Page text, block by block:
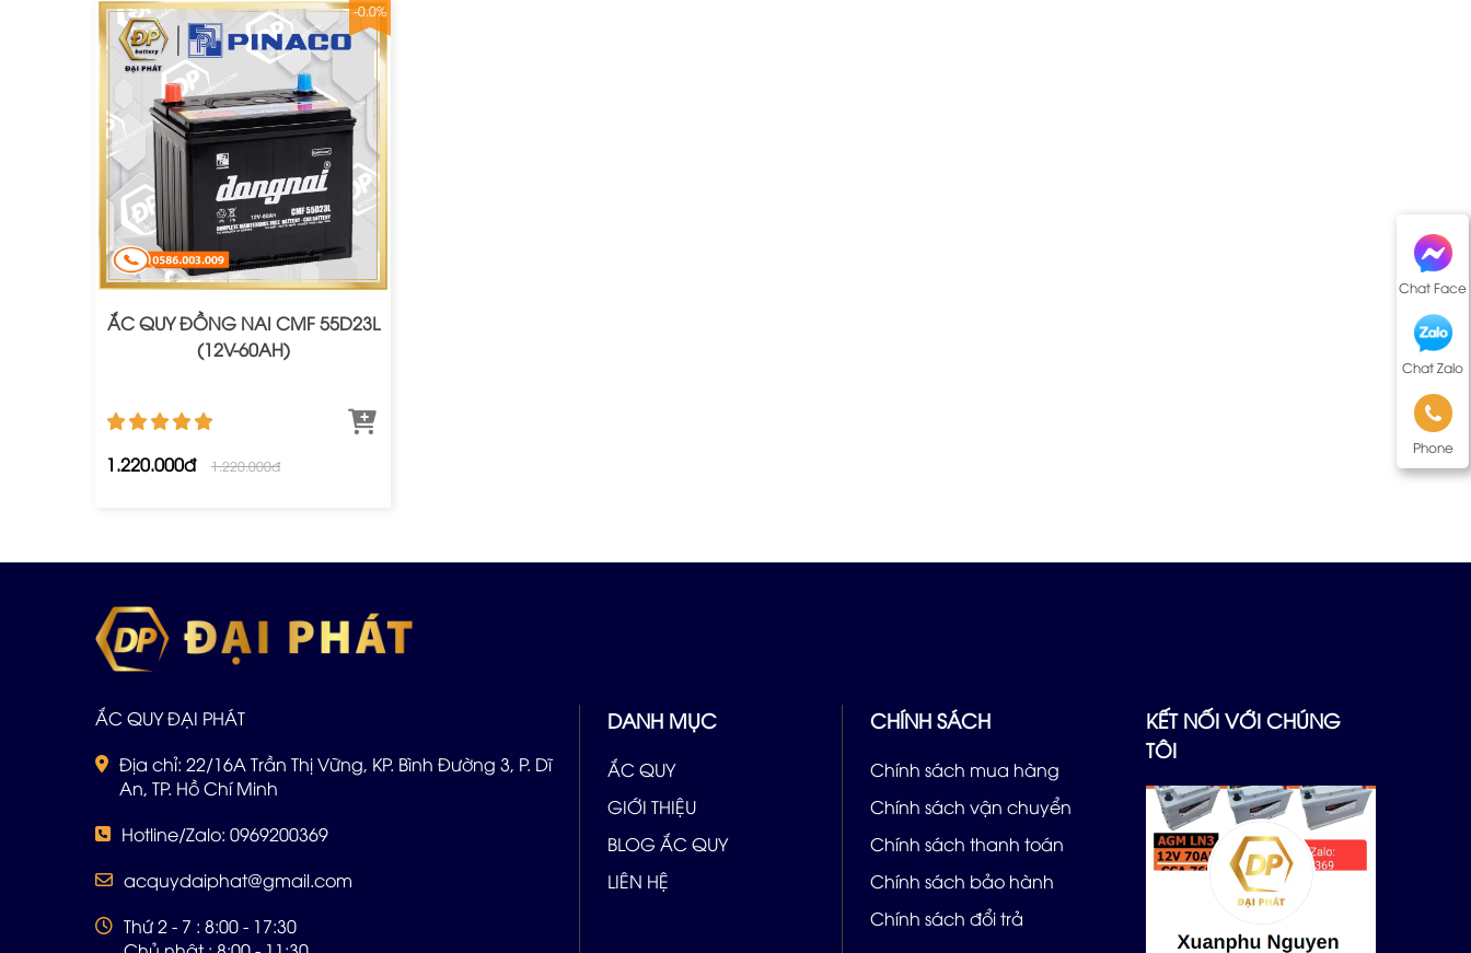
Chat Face
Chat Zalo
Phone
-0.0%
ẮC QUY ĐỒNG NAI CMF 55D23L
(12V-60AH)
1.220.000đ 1.220.000đ
ẮC QUY ĐẠI PHÁT
Địa chỉ: 22/16A Trần Thị Vững, KP. Bình Đường 3, P. Dĩ
An, TP. Hồ Chí Minh
Hotline/Zalo: 0969200369
acquydaiphat@gmail.com
Thứ 2 - 7 : 8:00 - 17:30
DANH MỤC
ẮC QUY
GIỚI THIỆU
BLOG ẮC QUY
LIÊN HỆ
CHÍNH SÁCH
Chính sách mua hàng
Chính sách vận chuyển
Chính sách thanh toán
Chính sách bảo hành
Chính sách đổi trả
KẾT NỐI VỚI CHÚNG
TÔI